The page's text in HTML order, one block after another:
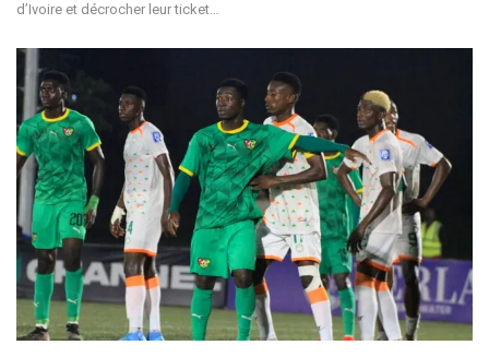
d’Ivoire et décrocher leur ticket…